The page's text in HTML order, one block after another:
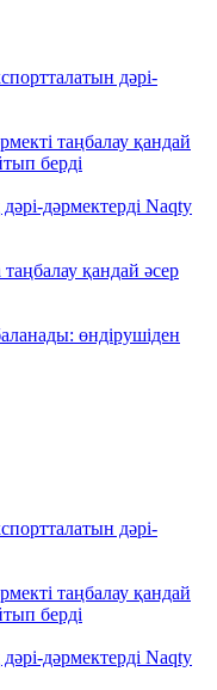
дәрі-
таңбалау қандай
берді
дәрмектерді Naqty
қандай әсер
өндірушіден
дәрі-
таңбалау қандай
берді
дәрмектерді Naqty